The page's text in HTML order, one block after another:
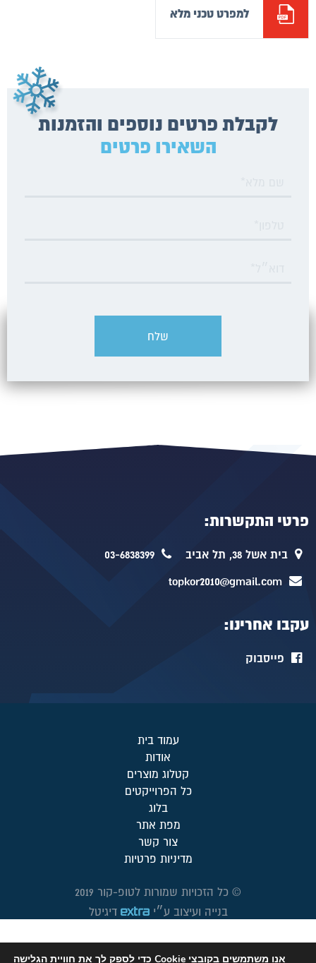
למפרט טכני מלא
לקבלת פרטים נוספים והזמנות
השאירו פרטים
פרטי התקשרות:
בית אשל 38, תל אביב 03-6838399
topkor2010@gmail.com
עקבו אחרינו:
פייסבוק
עמוד בית
אודות
קטלוג מוצרים
כל הפרוייקטים
בלוג
מפת אתר
צור קשר
מדיניות פרטיות
© כל הזכויות שמורות לטופ-קור 2019
בנייה ועיצוב ע״י
דיגיטל
אנו משתמשים בקובצי Cookie כדי לספק לך את חוויית הגלישה